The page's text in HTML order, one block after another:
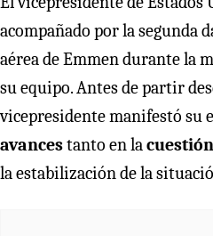
acompañado por la segunda
aérea de Emmen durante la
su equipo. Antes de partir
vicepresidente manifestó su
avancestanto en la
la estabilización de la